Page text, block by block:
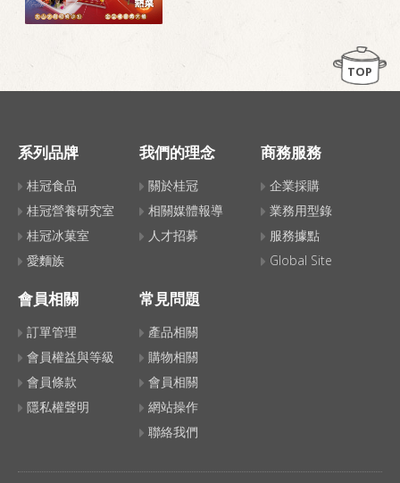
TOP
系列品牌
桂冠食品
桂冠營養研究室
桂冠冰菓室
愛麵族
我們的理念
關於桂冠
相關媒體報導
人才招募
商務服務
企業採購
業務用型錄
服務據點
Global Site
會員相關
訂單管理
會員權益與等級
會員條款
隱私權聲明
常見問題
產品相關
購物相關
會員相關
網站操作
聯絡我們